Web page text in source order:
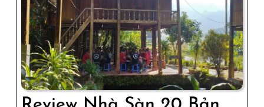
Nghiệm
Nhà
Sàn
Truyền
Thống